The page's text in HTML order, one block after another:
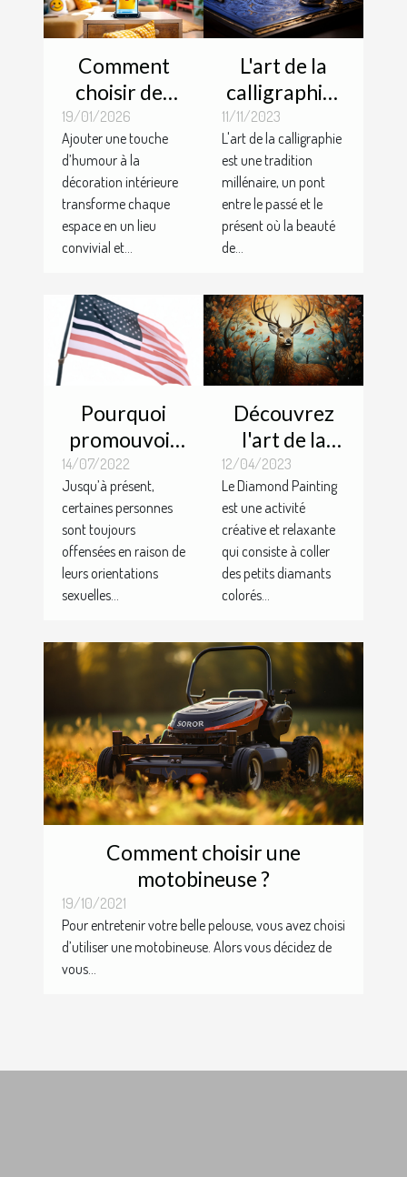
Comment
choisir des
objets déco
qui ajoutent
une touche
d'humour à
votre
intérieur ?
19/01/2026
Ajouter une touche
d’humour à la
décoration intérieure
transforme chaque
espace en un lieu
convivial et...
L'art de la
calligraphie :
redécouvrir
le plaisir
d'écrire avec
un stylo
plume de
11/11/2023
L'art de la calligraphie
est une tradition
millénaire, un pont
entre le passé et le
présent où la beauté
de...
Pourquoi
promouvoir
la liberté
sexuelle ?
14/07/2022
Jusqu’à présent,
certaines personnes
sont toujours
offensées en raison de
leurs orientations
sexuelles...
Découvrez
l'art de la
Diamond
Painting: une
activité
créative et
relaxante
12/04/2023
Le Diamond Painting
est une activité
créative et relaxante
qui consiste à coller
des petits diamants
colorés...
Comment choisir une
motobineuse ?
19/10/2021
Pour entretenir votre belle pelouse, vous avez choisi
d’utiliser une motobineuse. Alors vous décidez de
vous...